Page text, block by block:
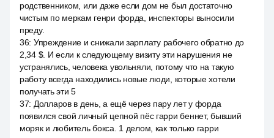
родственником, или даже если дом не был достаточно
чистым по меркам генри форда, инспекторы выносили
преду.
36: Упреждение и снижали зарплату рабочего обратно до
2,34 $. И если к следующему визиту эти нарушения не
устранялись, человека увольняли, потому что на такую
работу всегда находились новые люди, которые хотели
получать эти 5
37: Долларов в день, а ещё через пару лет у форда
появился свой личный цепной пёс гарри беннет, бывший
моряк и любитель бокса. 1 делом, как только гарри